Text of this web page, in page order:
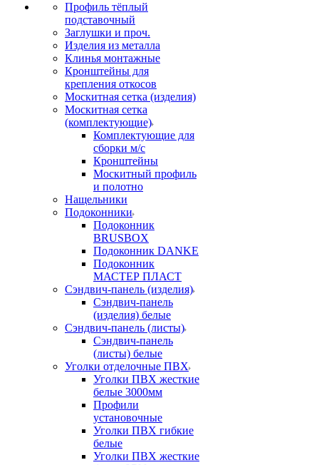
Профиль тёплый
подставочный
Заглушки и проч.
Изделия из металла
Клинья монтажные
Кронштейны для
крепления откосов
Москитная сетка (изделия)
Москитная сетка
(комплектующие)
Комплектующие для
сборки м/с
Кронштейны
Москитный профиль
и полотно
Нащельники
Подоконники
Подоконник
BRUSBOX
Подоконник DANKE
Подоконник
МАСТЕР ПЛАСТ
Сэндвич-панель (изделия)
Сэндвич-панель
(изделия) белые
Сэндвич-панель (листы)
Сэндвич-панель
(листы) белые
Уголки отделочные ПВХ
Уголки ПВХ жесткие
белые 3000мм
Профили
установочные
Уголки ПВХ гибкие
белые
Уголки ПВХ жесткие